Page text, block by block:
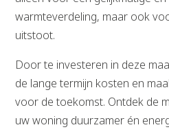
warmteverdeling, maar ook
uitstoot.
Door te investeren in deze
de lange termijn kosten en
voor de toekomst. Ontdek de
uw woning duurzamer én